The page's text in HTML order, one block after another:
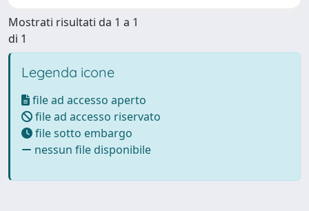
Mostrati risultati da 1 a 1
di 1
Legenda icone
file ad accesso aperto
file ad accesso riservato
file sotto embargo
nessun file disponibile